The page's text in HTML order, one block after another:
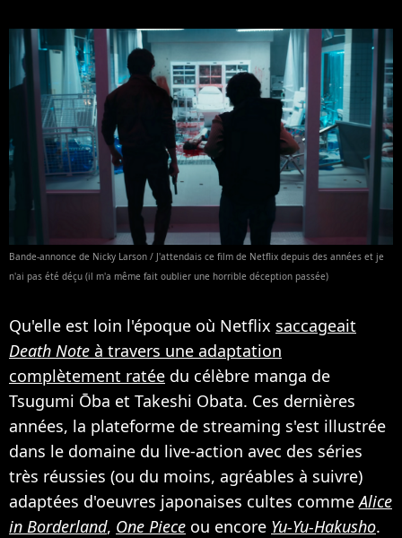
Bande-annonce de Nicky Larson / J'attendais ce film de Netflix depuis des années et je
n'ai pas été déçu (il m'a même fait oublier une horrible déception passée)
Qu'elle est loin l'époque où Netflix saccageait
Death Note à travers une adaptation
complètement ratée du célèbre manga de
Tsugumi Ōba et Takeshi Obata. Ces dernières
années, la plateforme de streaming s'est illustrée
dans le domaine du live-action avec des séries
très réussies (ou du moins, agréables à suivre)
adaptées d'oeuvres japonaises cultes commeAlice
in Borderland, One Piece ou encore Yu-Yu-Hakusho.